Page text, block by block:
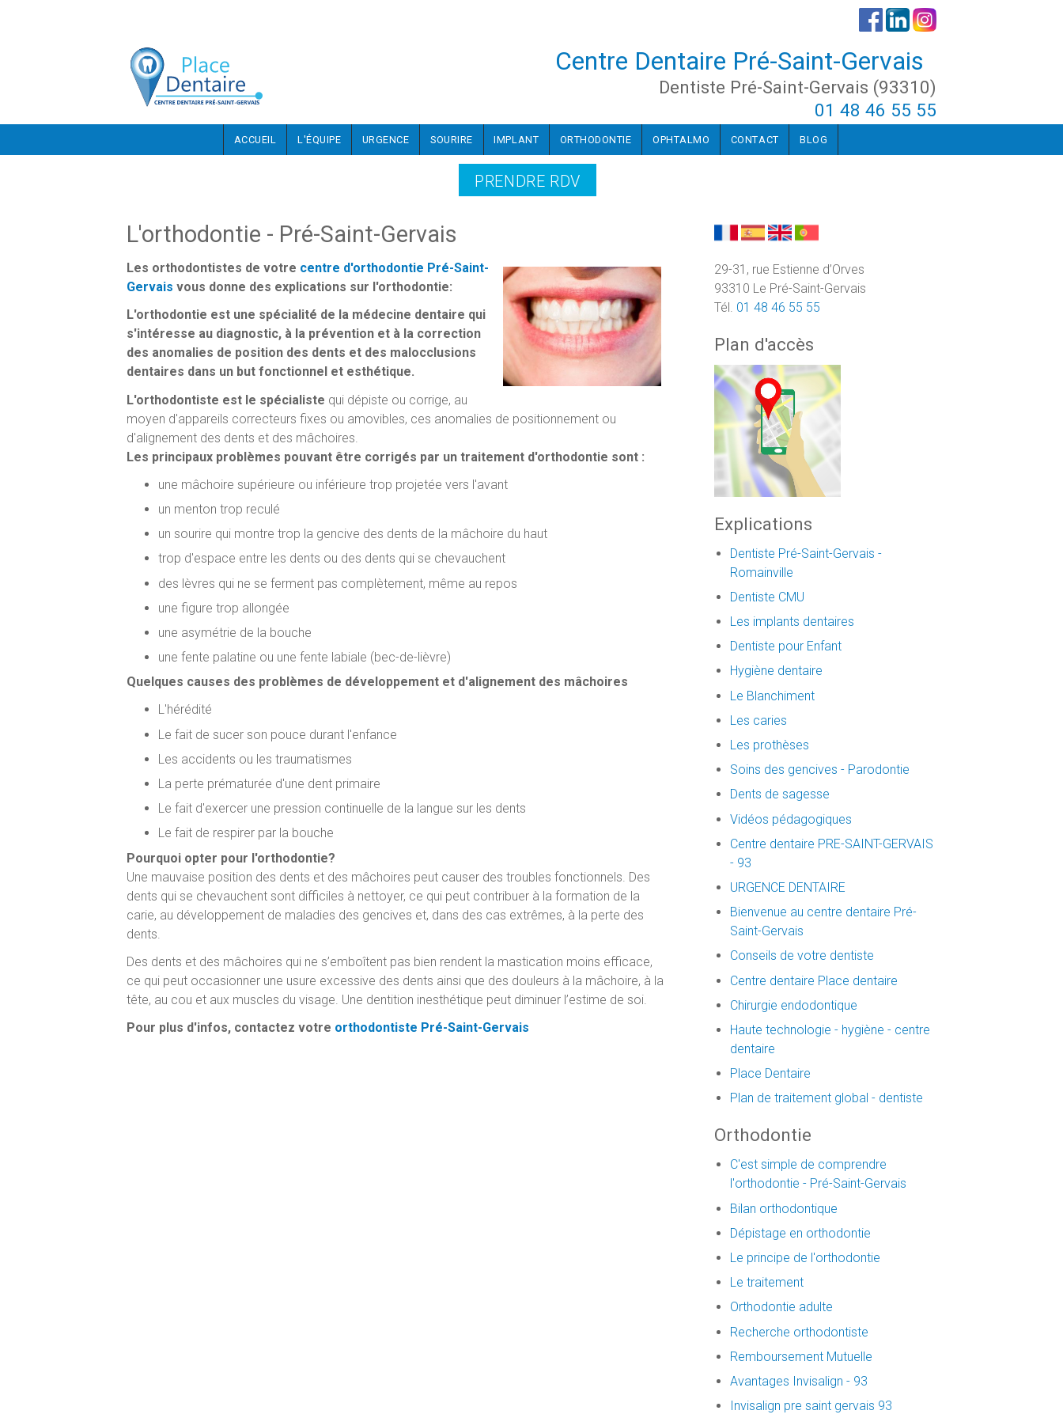
Centre Dentaire Pré-Saint-Gervais
Dentiste Pré-Saint-Gervais (93310)
01 48 46 55 55
ACCUEIL L'ÉQUIPE URGENCE SOURIRE IMPLANT ORTHODONTIE OPHTALMO CONTACT BLOG
PRENDRE RDV
L'orthodontie - Pré-Saint-Gervais
Les orthodontistes de votre centre d'orthodontie Pré-Saint-
Gervais vous donne des explications sur l'orthodontie:
L'orthodontie est une spécialité de la médecine dentaire qui
s'intéresse au diagnostic, à la prévention et à la correction
des anomalies de position des dents et des malocclusions
dentaires dans un but fonctionnel et esthétique.
L'orthodontiste est le spécialiste qui dépiste ou corrige, au
moyen d'appareils correcteurs fixes ou amovibles, ces anomalies de positionnement ou
d'alignement des dents et des mâchoires.
Les principaux problèmes pouvant être corrigés par un traitement d'orthodontie sont :
une mâchoire supérieure ou inférieure trop projetée vers l'avant
un menton trop reculé
un sourire qui montre trop la gencive des dents de la mâchoire du haut
trop d'espace entre les dents ou des dents qui se chevauchent
des lèvres qui ne se ferment pas complètement, même au repos
une figure trop allongée
une asymétrie de la bouche
une fente palatine ou une fente labiale (bec-de-lièvre)
Quelques causes des problèmes de développement et d'alignement des mâchoires
L'hérédité
Le fait de sucer son pouce durant l'enfance
Les accidents ou les traumatismes
La perte prématurée d'une dent primaire
Le fait d'exercer une pression continuelle de la langue sur les dents
Le fait de respirer par la bouche
Pourquoi opter pour l'orthodontie?
Une mauvaise position des dents et des mâchoires peut causer des troubles fonctionnels. Des
dents qui se chevauchent sont difficiles à nettoyer, ce qui peut contribuer à la formation de la
carie, au développement de maladies des gencives et, dans des cas extrêmes, à la perte des
dents.
Des dents et des mâchoires qui ne s’emboîtent pas bien rendent la mastication moins efficace,
ce qui peut occasionner une usure excessive des dents ainsi que des douleurs à la mâchoire, à la
tête, au cou et aux muscles du visage. Une dentition inesthétique peut diminuer l’estime de soi.
Pour plus d'infos, contactez votre orthodontiste Pré-Saint-Gervais
29-31, rue Estienne d’Orves
93310 Le Pré-Saint-Gervais
Tél. 01 48 46 55 55
Plan d'accès
Explications
Dentiste Pré-Saint-Gervais -
Romainville
Dentiste CMU
Les implants dentaires
Dentiste pour Enfant
Hygiène dentaire
Le Blanchiment
Les caries
Les prothèses
Soins des gencives - Parodontie
Dents de sagesse
Vidéos pédagogiques
Centre dentaire PRE-SAINT-GERVAIS
- 93
URGENCE DENTAIRE
Bienvenue au centre dentaire Pré-
Saint-Gervais
Conseils de votre dentiste
Centre dentaire Place dentaire
Chirurgie endodontique
Haute technologie - hygiène - centre
dentaire
Place Dentaire
Plan de traitement global - dentiste
Orthodontie
C'est simple de comprendre
l'orthodontie - Pré-Saint-Gervais
Bilan orthodontique
Dépistage en orthodontie
Le principe de l'orthodontie
Le traitement
Orthodontie adulte
Recherche orthodontiste
Remboursement Mutuelle
Avantages Invisalign - 93
Invisalign pre saint gervais 93